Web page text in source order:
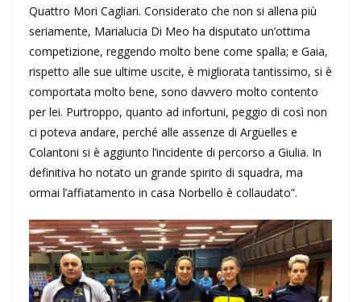
Quattro Mori Cagliari. Considerato che non si allena più
seriamente, Marialucia Di Meo ha disputato un’ottima
competizione, reggendo molto bene come spalla; e Gaia,
rispetto alle sue ultime uscite, è migliorata tantissimo, si è
comportata molto bene, sono davvero molto contento
per lei. Purtroppo, quanto ad infortuni, peggio di così non
ci poteva andare, perché alle assenze di Argüelles e
Colantoni si è aggiunto l’incidente di percorso a Giulia. In
definitiva ho notato un grande spirito di squadra, ma
ormai l’affiatamento in casa Norbello è collaudato”.